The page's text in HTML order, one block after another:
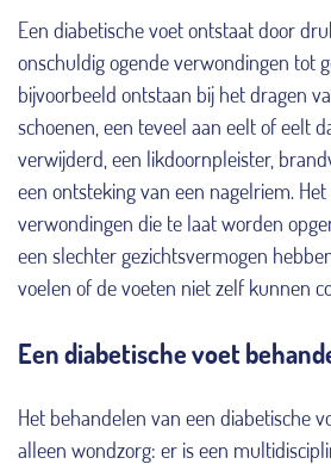
Een diabetische voet ontstaat door
onschuldig ogende verwondingen tot
bijvoorbeeld ontstaan bij het dragen
schoenen, een teveel aan eelt of eelt
verwijderd, een likdoornpleister,
een ontsteking van een nagelriem.
verwondingen die te laat worden
een slechter gezichtsvermogen
voelen of de voeten niet zelf kunnen
Een diabetische voet
Het behandelen van een diabetische
alleen wondzorg: er is een